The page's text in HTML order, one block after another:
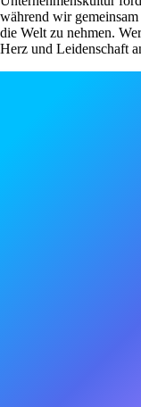
während wir
die Welt zu nehmen.
Herz und Leidenschaft